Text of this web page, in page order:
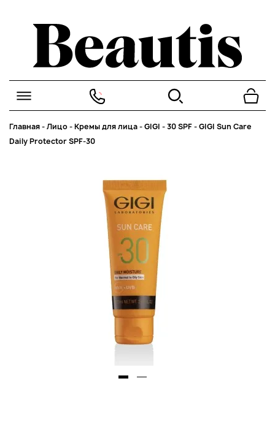
Главная-Лицо-Кремы для лица-GIGI -30 SPF-GIGI Sun Care
Daily Protector SPF-30